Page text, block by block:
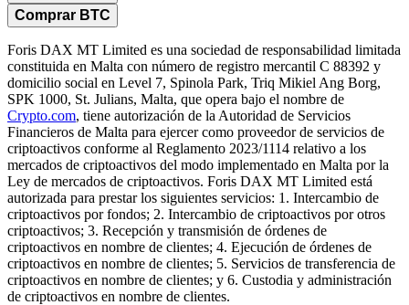
Comprar BTC
Foris DAX MT Limited es una sociedad de responsabilidad limitada
constituida en Malta con número de registro mercantil C 88392 y
domicilio social en Level 7, Spinola Park, Triq Mikiel Ang Borg,
SPK 1000, St. Julians, Malta, que opera bajo el nombre de
Crypto.com, tiene autorización de la Autoridad de Servicios
Financieros de Malta para ejercer como proveedor de servicios de
criptoactivos conforme al Reglamento 2023/1114 relativo a los
mercados de criptoactivos del modo implementado en Malta por la
Ley de mercados de criptoactivos. Foris DAX MT Limited está
autorizada para prestar los siguientes servicios: 1. Intercambio de
criptoactivos por fondos; 2. Intercambio de criptoactivos por otros
criptoactivos; 3. Recepción y transmisión de órdenes de
criptoactivos en nombre de clientes; 4. Ejecución de órdenes de
criptoactivos en nombre de clientes; 5. Servicios de transferencia de
criptoactivos en nombre de clientes; y 6. Custodia y administración
de criptoactivos en nombre de clientes.